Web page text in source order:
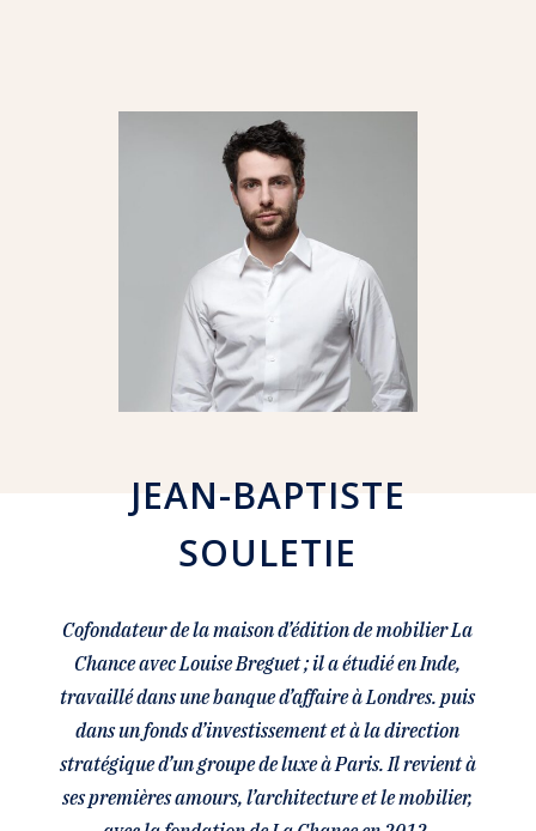
JEAN-BAPTISTE
SOULETIE
Cofondateur de la maison d’édition de mobilier La
Chance avec Louise Breguet ; il a étudié en Inde,
travaillé dans une banque d’affaire à Londres. puis
dans un fonds d’investissement et à la direction
stratégique d’un groupe de luxe à Paris. Il revient à
ses premières amours, l’architecture et le mobilier,